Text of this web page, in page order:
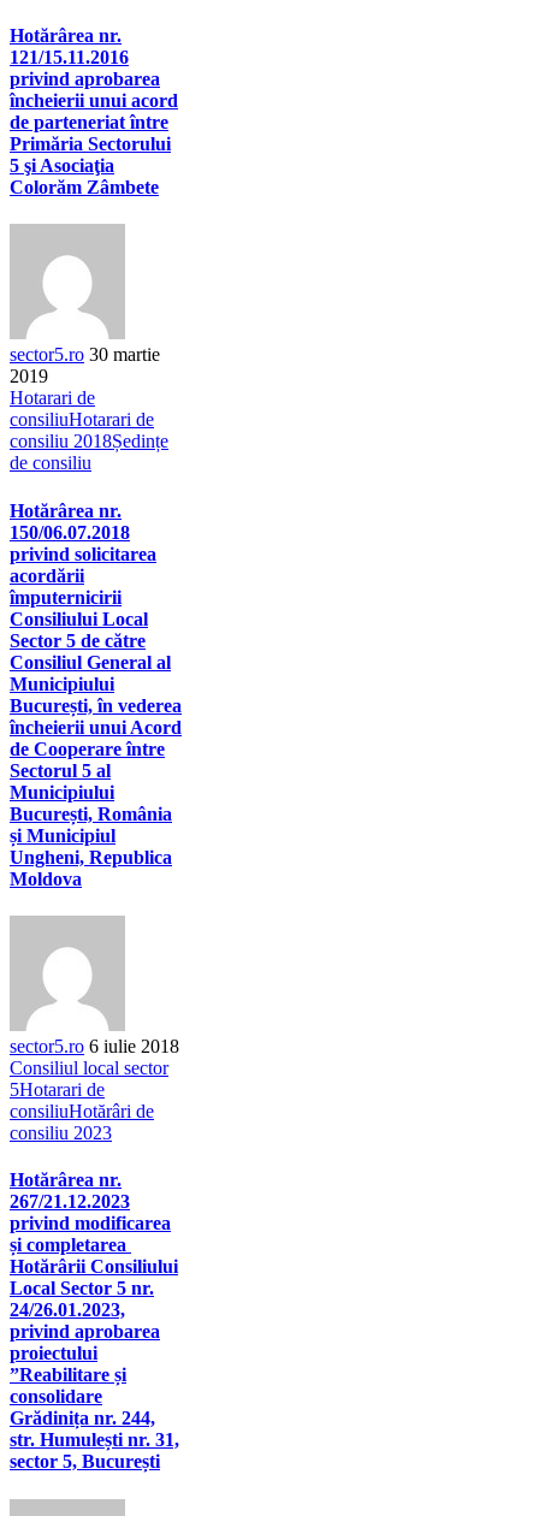
Hotărârea nr.
121/15.11.2016
privind aprobarea
încheierii unui acord
de parteneriat între
Primăria Sectorului
5 şi Asociaţia
Colorăm Zâmbete
sector5.ro 30 martie
2019
Hotarari de
consiliuHotarari de
consiliu 2018Ședințe
de consiliu
Hotărârea nr.
150/06.07.2018
privind solicitarea
acordării
împuternicirii
Consiliului Local
Sector 5 de către
Consiliul General al
Municipiului
București, în vederea
încheierii unui Acord
de Cooperare între
Sectorul 5 al
Municipiului
București, România
și Municipiul
Ungheni, Republica
Moldova
sector5.ro 6 iulie 2018
Consiliul local sector
5Hotarari de
consiliuHotărâri de
consiliu 2023
Hotărârea nr.
267/21.12.2023
privind modificarea
și completarea
Hotărârii Consiliului
Local Sector 5 nr.
24/26.01.2023,
privind aprobarea
proiectului
”Reabilitare și
consolidare
Grădinița nr. 244,
str. Humulești nr. 31,
sector 5, București